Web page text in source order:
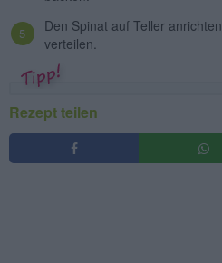
Den Spinat auf Teller
verteilen.
Rezept teilen